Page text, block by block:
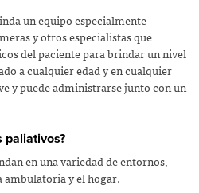
un equipo especialmente
y otros especialistas que
del paciente para brindar un nivel
a cualquier edad y en cualquier
y puede administrarse junto con un
paliativos?
en una variedad de entornos,
y el hogar.